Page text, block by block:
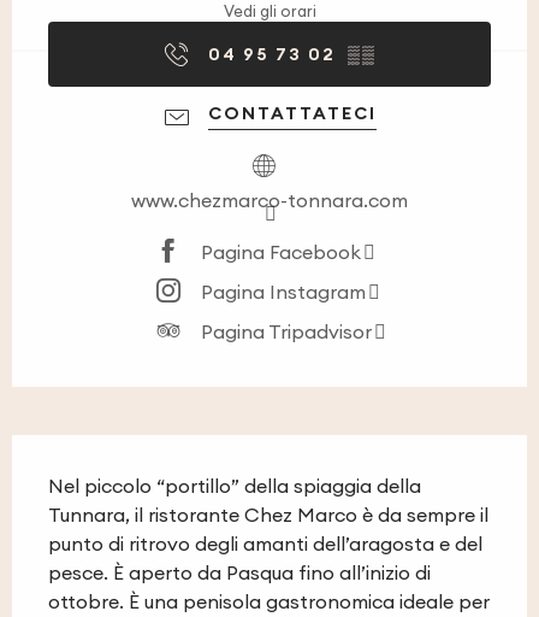
Vedi gli orari
04 95 73 02 ▒▒
CONTATTATECI
www.chezmarco-tonnara.com
Pagina Facebook
Pagina Instagram
Pagina Tripadvisor
Nel piccolo “portillo” della spiaggia della
Tunnara, il ristorante Chez Marco è da sempre il
punto di ritrovo degli amanti dell’aragosta e del
pesce. È aperto da Pasqua fino all’inizio di
ottobre. È una penisola gastronomica ideale per